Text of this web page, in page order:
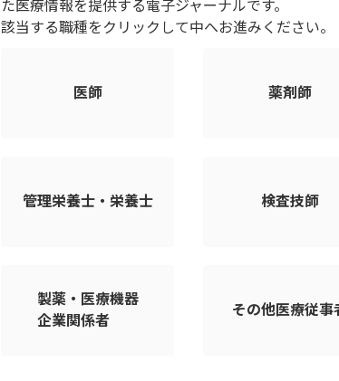
た医療情報を提供する電子ジャーナルです。
該当する職種をクリックして中へお進みください。
医師 薬剤師
管理栄養士・栄養士 検査技師
製薬・医療機器
企業関係者
その他医療従事